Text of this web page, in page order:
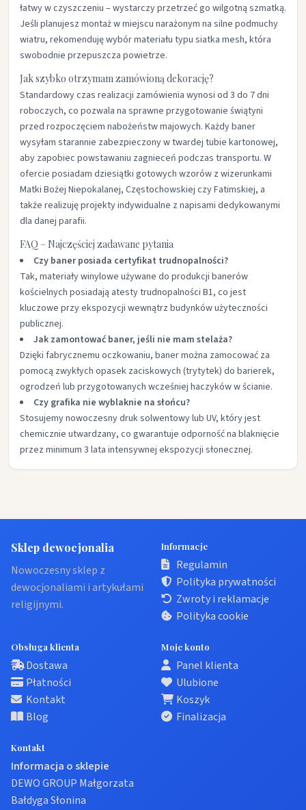
łatwy w czyszczeniu – wystarczy przetrzeć go wilgotną szmatką.
Jeśli planujesz montaż w miejscu narażonym na silne podmuchy
wiatru, rekomenduję wybór materiału typu siatka mesh, która
swobodnie przepuszcza powietrze.​
Jak szybko otrzymam zamówioną dekorację?
Standardowy czas realizacji zamówienia wynosi od 3 do 7 dni
roboczych, co pozwala na sprawne przygotowanie świątyni
przed rozpoczęciem nabożeństw majowych. Każdy baner
wysyłam starannie zabezpieczony w twardej tubie kartonowej,
aby zapobiec powstawaniu zagnieceń podczas transportu. W
ofercie posiadam dziesiątki gotowych wzorów z wizerunkami
Matki Bożej Niepokalanej, Częstochowskiej czy Fatimskiej, a
także realizuję projekty indywidualne z napisami dedykowanymi
dla danej parafii.​
FAQ – Najczęściej zadawane pytania
Czy baner posiada certyfikat trudnopalności?
Tak, materiały winylowe używane do produkcji banerów
kościelnych posiadają atesty trudnopalności B1, co jest
kluczowe przy ekspozycji wewnątrz budynków użyteczności
publicznej.
Jak zamontować baner, jeśli nie mam stelaża?
Dzięki fabrycznemu oczkowaniu, baner można zamocować za
pomocą zwykłych opasek zaciskowych (trytytek) do barierek,
ogrodzeń lub przygotowanych wcześniej haczyków w ścianie.​
Czy grafika nie wyblaknie na słońcu?
Stosujemy nowoczesny druk solwentowy lub UV, który jest
chemicznie utwardzany, co gwarantuje odporność na blaknięcie
przez minimum 3 lata intensywnej ekspozycji słonecznej.
Sklep dewocjonalia
Nowoczesny sklep z
dewocjonaliami i artykułami
religijnymi.
Informacje
Regulamin
Polityka prywatności
Zwroty i reklamacje
Polityka cookie
Obsługa klienta
Dostawa
Płatności
Kontakt
Blog
Moje konto
Panel klienta
Ulubione
Koszyk
Finalizacja
Kontakt
Informacja o sklepie
DEWO GROUP Małgorzata
Bałdyga Słonina